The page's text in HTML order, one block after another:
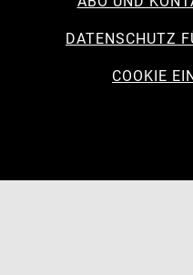
DATENSCHUTZ
COOKIE